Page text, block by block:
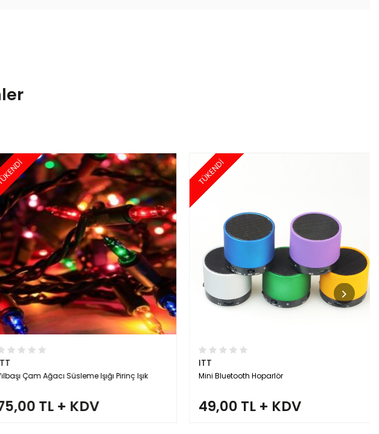
Çam Ağacı Süsleme Işığı Pirinç Işık
TL + KDV
TÜKENDİ
ITT
Mini Bluetooth Hoparlör
49,00 TL + KDV